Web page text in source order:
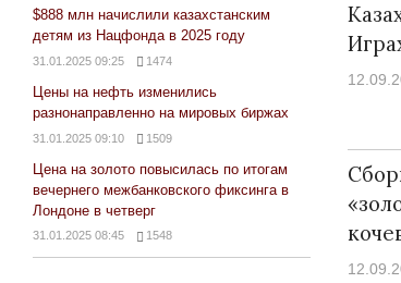
$888 млн начислили казахстанским
детям из Нацфонда в 2025 году
31.01.2025 09:25 1474
Цены на нефть изменились
разнонаправленно на мировых биржах
31.01.2025 09:10 1509
Цена на золото повысилась по итогам
вечернего межбанковского фиксинга в
Лондоне в четверг
31.01.2025 08:45 1548